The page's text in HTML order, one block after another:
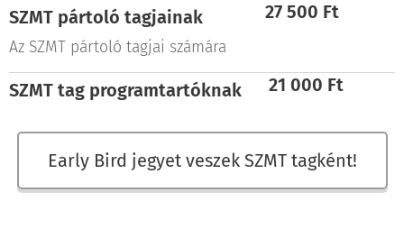
SZMT pártoló tagjainak
Az SZMT pártoló tagjai számára
27 500 Ft
SZMT tag programtartóknak 21 000 Ft
Early Bird jegyet veszek SZMT tagként!